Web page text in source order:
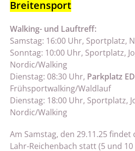
Breitensport
Walking- und Lauftreff:
Samstag: 16:00 Uhr, Sportplatz,
Sonntag: 10:00 Uhr, Sportplatz,
Nordic/Walking
Dienstag: 08:30 Uhr, Parkplatz
Frühsportwalking/Waldlauf
Dienstag: 18:00 Uhr, Sportplatz,
Nordic/Walking
Am Samstag, den 29.11.25
Lahr-Reichenbach statt (5 und